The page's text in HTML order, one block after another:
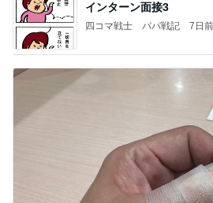
インターン面接3
四コマ戦士 パパ戦記 7日前